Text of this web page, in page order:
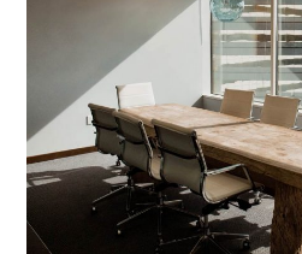
space
Montreal